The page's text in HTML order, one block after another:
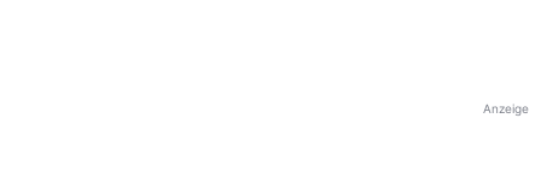
Anzeige